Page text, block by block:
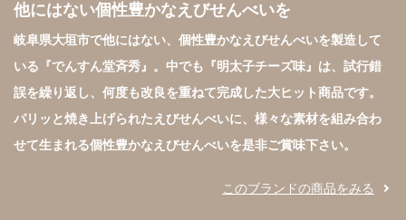
他にはない個性豊かなえびせんべいを
岐阜県大垣市で他にはない、個性豊かなえびせんべいを製造して
いる『でんすん堂斉秀』。中でも『明太子チーズ味』は、試行錯
誤を繰り返し、何度も改良を重ねて完成した大ヒット商品です。
パリッと焼き上げられたえびせんべいに、様々な素材を組み合わ
せて生まれる個性豊かなえびせんべいを是非ご賞味下さい。
このブランドの商品をみる